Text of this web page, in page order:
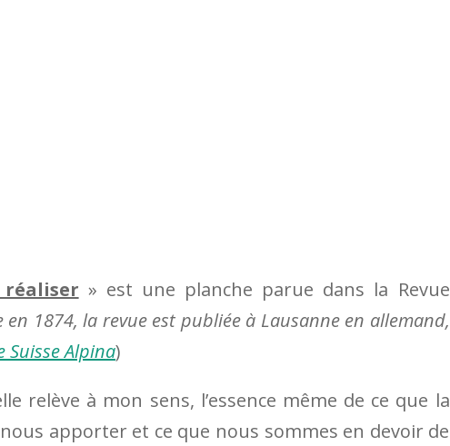
» est une planche parue dans la Revue
en 1874, la revue est publiée à Lausanne en allemand,
Suisse Alpina)
relève à mon sens, l’essence même de ce que la
apporter et ce que nous sommes en devoir de